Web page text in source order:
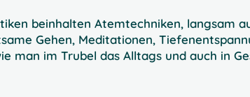
beinhalten Atemtechniken, langsam
Gehen, Meditationen,
man im Trubel das Alltags und auch in